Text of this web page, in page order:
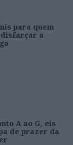
para quem
a
A ao G, eis
de prazer da